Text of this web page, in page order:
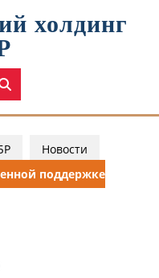
холдинг
Новости
поддержке